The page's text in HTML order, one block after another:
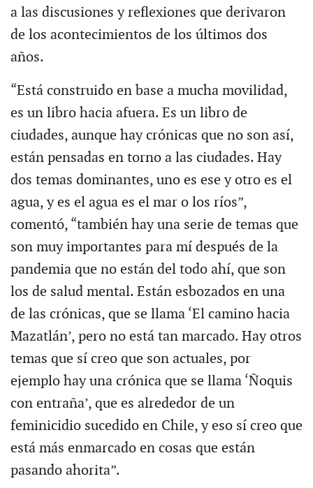
a las discusiones y reflexiones que derivaron
de los acontecimientos de los últimos dos
años.
“Está construido en base a mucha movilidad,
es un libro hacia afuera. Es un libro de
ciudades, aunque hay crónicas que no son así,
están pensadas en torno a las ciudades. Hay
dos temas dominantes, uno es ese y otro es el
agua, y es el agua es el mar o los ríos”,
comentó, “también hay una serie de temas que
son muy importantes para mí después de la
pandemia que no están del todo ahí, que son
los de salud mental. Están esbozados en una
de las crónicas, que se llama ‘El camino hacia
Mazatlán’, pero no está tan marcado. Hay otros
temas que sí creo que son actuales, por
ejemplo hay una crónica que se llama ‘Ñoquis
con entraña’, que es alrededor de un
feminicidio sucedido en Chile, y eso sí creo que
está más enmarcado en cosas que están
pasando ahorita”.